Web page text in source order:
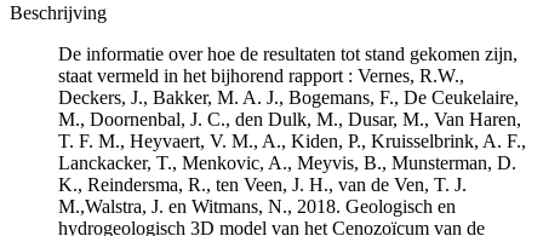
Beschrijving
De informatie over hoe de resultaten tot stand gekomen zijn,
staat vermeld in het bijhorend rapport : Vernes, R.W.,
Deckers, J., Bakker, M. A. J., Bogemans, F., De Ceukelaire,
M., Doornenbal, J. C., den Dulk, M., Dusar, M., Van Haren,
T. F. M., Heyvaert, V. M., A., Kiden, P., Kruisselbrink, A. F.,
Lanckacker, T., Menkovic, A., Meyvis, B., Munsterman, D.
K., Reindersma, R., ten Veen, J. H., van de Ven, T. J.
M.,Walstra, J. en Witmans, N., 2018. Geologisch en
hydrogeologisch 3D model van het Cenozoïcum van de